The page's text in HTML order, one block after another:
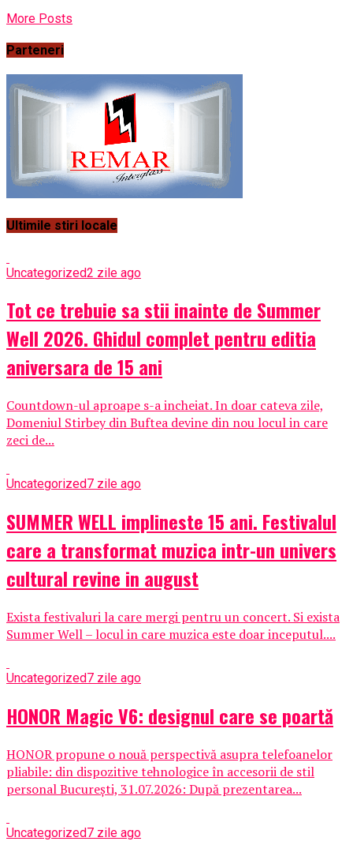
More Posts
Parteneri
Ultimile stiri locale
Uncategorized2 zile ago
Tot ce trebuie sa stii inainte de Summer
Well 2026. Ghidul complet pentru editia
aniversara de 15 ani
Countdown-ul aproape s-a incheiat. In doar cateva zile,
Domeniul Stirbey din Buftea devine din nou locul in care
zeci de...
Uncategorized7 zile ago
SUMMER WELL implineste 15 ani. Festivalul
care a transformat muzica intr-un univers
cultural revine in august
Exista festivaluri la care mergi pentru un concert. Si exista
Summer Well – locul in care muzica este doar inceputul....
Uncategorized7 zile ago
HONOR Magic V6: designul care se poartă
HONOR propune o nouă perspectivă asupra telefoanelor
pliabile: din dispozitive tehnologice în accesorii de stil
personal București, 31.07.2026: După prezentarea...
Uncategorized7 zile ago